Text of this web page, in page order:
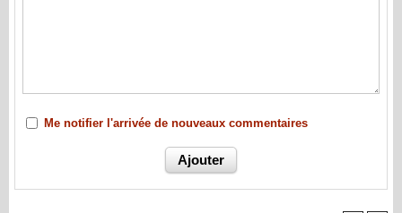
Me notifier l'arrivée de nouveaux commentaires